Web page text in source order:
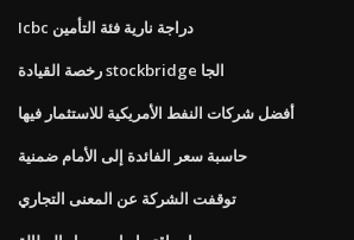
Icbc دراجة نارية فئة التأمين
رخصة القيادة stockbridge الجا
أفضل شركات النفط الأمريكية للاستثمار فيها
حاسبة سعر الفائدة إلى الأمام ضمنية
توقفت الشركة عن المعنى التجاري